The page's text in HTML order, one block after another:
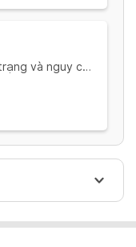
và nguy cơ
trị và thay đổi
gian
ĐƯỜNG